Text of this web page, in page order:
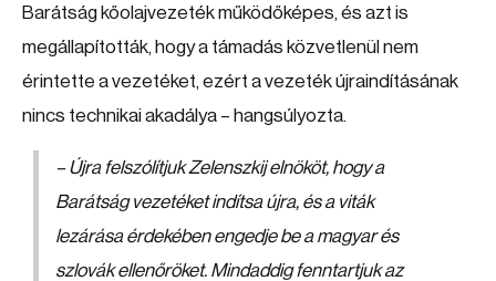
Barátság kőolajvezeték működőképes, és azt is
megállapították, hogy a támadás közvetlenül nem
érintette a vezetéket, ezért a vezeték újraindításának
nincs technikai akadálya – hangsúlyozta.
– Újra felszólítjuk Zelenszkij elnököt, hogy a
Barátság vezetéket indítsa újra, és a viták
lezárása érdekében engedje be a magyar és
szlovák ellenőröket. Mindaddig fenntartjuk az